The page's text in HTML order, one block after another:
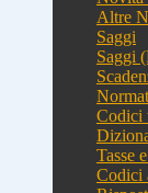
Altre
Saggi
Saggi
Codici
Tasse
Codici